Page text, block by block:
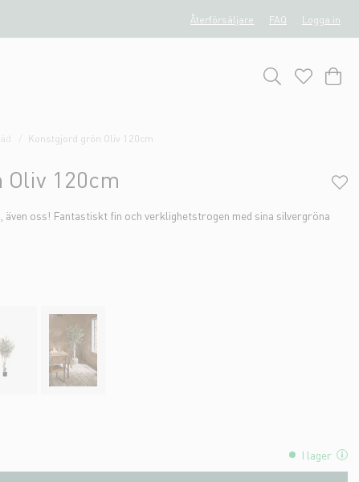
Återförsäljare FAQ Logga in
Konstgjord grön Oliv 120cm
120cm
även oss! Fantastiskt fin och verklighetstrogen med sina silvergröna
I lager